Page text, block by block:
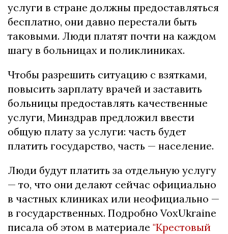
услуги в стране должны предоставляться
бесплатно, они давно перестали быть
таковыми. Люди платят почти на каждом
шагу в больницах и поликлиниках.
Чтобы разрешить ситуацию с взятками,
повысить зарплату врачей и заставить
больницы предоставлять качественные
услуги, Минздрав предложил ввести
общую плату за услуги: часть будет
платить государство, часть — население.
Люди будут платить за отдельную услугу
— то, что они делают сейчас официально
в частных клиниках или неофициально —
в государственных. Подробно VoxUkraine
писала об этом в материале "Крестовый